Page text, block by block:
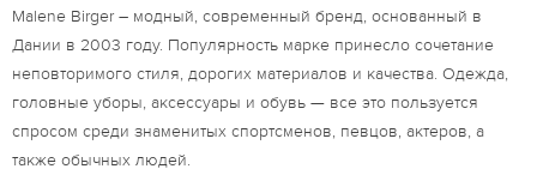
Malene Birger – модный, современный бренд, основанный в
Дании в 2003 году. Популярность марке принесло сочетание
неповторимого стиля, дорогих материалов и качества. Одежда,
головные уборы, аксессуары и обувь — все это пользуется
спросом среди знаменитых спортсменов, певцов, актеров, а
также обычных людей.